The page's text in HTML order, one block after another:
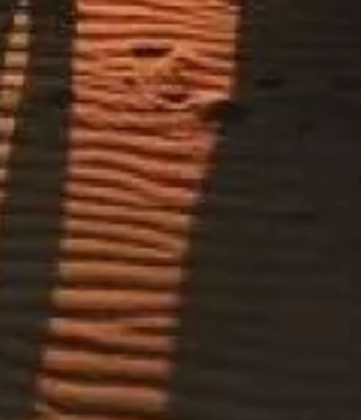
Upptäck våra bästa biljettalternativ, utformade för att ge dig
prioriterad entré och expertguidning.
Boka biljetter
Ökensafari i Dubai
En oberoende och praktisk guide till ökensafari i Dubai –
offroadturer, kamelridning, fyrhjuling, lägerliv och tips för en säker
och minnesrik upplevelse.
Den här sidan är oberoende och inte officiellt knuten till
några specifika arrangörer, attraktioner eller myndigheter.
Webbplatsen desert-safari.ae är en oberoende informationsplattform
tillägnad Ökensafari i Dubai.
Varje registrerat varumärke tillhör respektive ägare. För frågor om
biljetter, vänligen kontakta biljettleverantörerna.
Snabblänkar